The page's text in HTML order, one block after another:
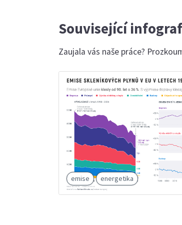
Související
Zaujala vás naše práce?
emise energetika